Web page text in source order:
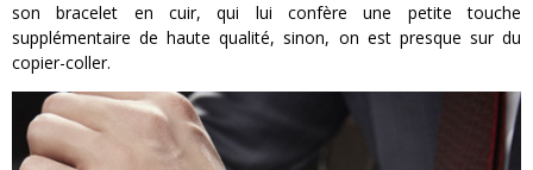
son bracelet en cuir, qui lui confère une petite touche
supplémentaire de haute qualité, sinon, on est presque sur du
copier-coller.